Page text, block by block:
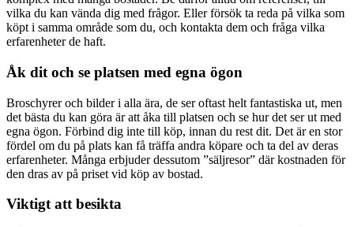
vilka du kan vända dig med frågor. Eller försök ta reda på vilka som
köpt i samma område som du, och kontakta dem och fråga vilka
erfarenheter de haft.
Åk dit och se platsen med egna ögon
Broschyrer och bilder i alla ära, de ser oftast helt fantastiska ut, men
det bästa du kan göra är att åka till platsen och se hur det ser ut med
egna ögon. Förbind dig inte till köp, innan du rest dit. Det är en stor
fördel om du på plats kan få träffa andra köpare och ta del av deras
erfarenheter. Många erbjuder dessutom ”säljresor” där kostnaden för
den dras av på priset vid köp av bostad.
Viktigt att besikta